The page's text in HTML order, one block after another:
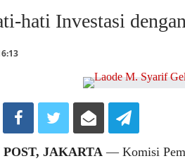
hati Investasi
JAKARTA ― Komisi